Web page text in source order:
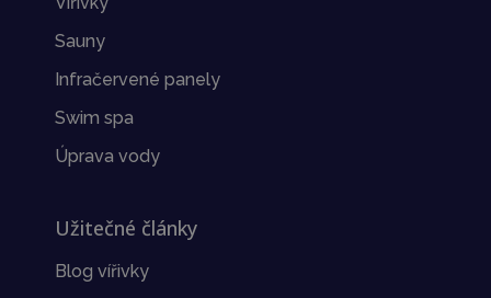
Sauny
Infračervené panely
Swim spa
Úprava vody
Užitečné články
Blog vířivky